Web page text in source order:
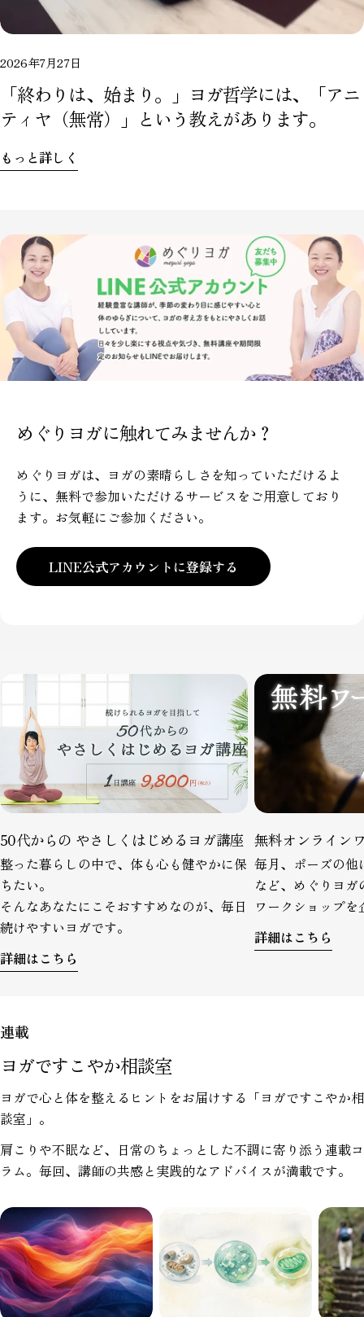
この記事をシェアする
2026年7月27日
「終わりは、始まり。」ヨガ哲学には、「アニ
ティヤ（無常）」という教えがあります。
もっと詳しく
めぐりヨガに触れてみませんか？
めぐりヨガは、ヨガの素晴らしさを知っていただけるよ
うに、無料で参加いただけるサービスをご用意しており
ます。お気軽にご参加ください。
LINE公式アカウントに登録する
50代からの やさしくはじめるヨガ講座
整った暮らしの中で、体も心も健やかに保
ちたい。
そんなあなたにこそおすすめなのが、毎日
続けやすいヨガです。
詳細はこちら
無料オンライン
毎月、ポーズの他
など、めぐりヨ
ワークショップ
詳細はこちら
連載
ヨガですこやか相談室
ヨガで心と体を整えるヒントをお届けする「ヨガですこやか相
談室」。
肩こりや不眠など、日常のちょっとした不調に寄り添う連載コ
ラム。毎回、講師の共感と実践的なアドバイスが満載です。